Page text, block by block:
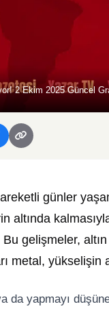
2 Ekim 2025 Güncel
günler
altında
gelişmeler,
metal, yükselişin
da yapmayı